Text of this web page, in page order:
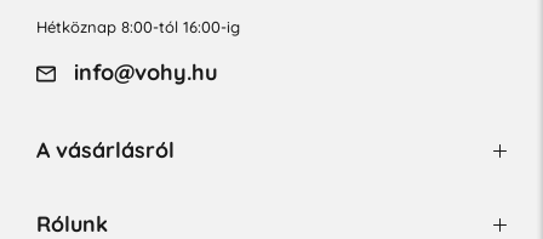
Hétköznap 8:00-tól 16:00-ig
info@vohy.hu
A vásárlásról
Rólunk